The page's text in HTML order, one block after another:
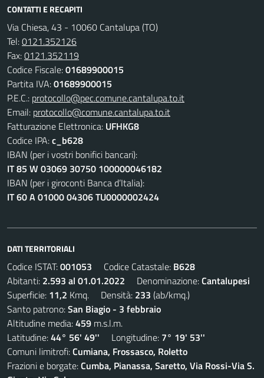
CONTATTI E RECAPITI
Via Chiesa, 43 - 10060 Cantalupa (TO)
Tel:0121.352126
Fax:0121.352119
Codice Fiscale:01689900015
Partita IVA:01689900015
P.E.C.: protocollo@pec.comune.cantalupa.to.it
Email: protocollo@comune.cantalupa.to.it
Fatturazione Elettronica: UFHKG8
Codice IPA:c_b628
IBAN (per i vostri bonifici bancari):
IT 85 W 03069 30750 100000046182
IBAN (per i giroconti Banca d’Italia):
IT 60 A 01000 04306 TU0000002424
DATI TERRITORIALI
Codice ISTAT:001053 Codice Catastale: B628
Abitanti: 2.593 al 01.01.2022 Denominazione:Cantalupesi
Superficie: 11,2 Kmq. Densità: 233 (ab/kmq.)
Santo patrono:San Biagio - 3 febbraio
Altitudine media:459 m.s.l.m.
Latitudine:44° 56' 49'' Longitudine: 7° 19' 53''
Comuni limitrofi:Cumiana, Frossasco, Roletto
Frazioni e borgate:Cumba, Pianassa, Saretto, Via Rossi-Via S.